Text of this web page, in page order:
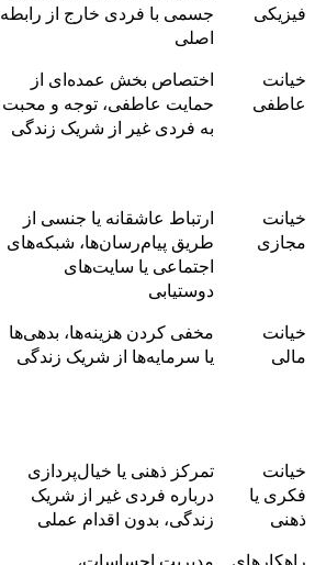
فیزیکی
جسمی با فردی خارج از رابطه
اصلی
خیانت
عاطفی
اختصاص بخش عمده‌ای از
حمایت عاطفی، توجه و محبت
به فردی غیر از شریک زندگی
خیانت
مجازی
ارتباط عاشقانه یا جنسی از
طریق پیام‌رسان‌ها، شبکه‌های
اجتماعی یا سایت‌های
دوستیابی
خیانت
مالی
مخفی کردن هزینه‌ها، بدهی‌ها
یا سرمایه‌ها از شریک زندگی
خیانت
فکری یا
ذهنی
تمرکز ذهنی یا خیال‌پردازی
درباره فردی غیر از شریک
زندگی، بدون اقدام عملی
راهکارهای
مدیریت احساسات،